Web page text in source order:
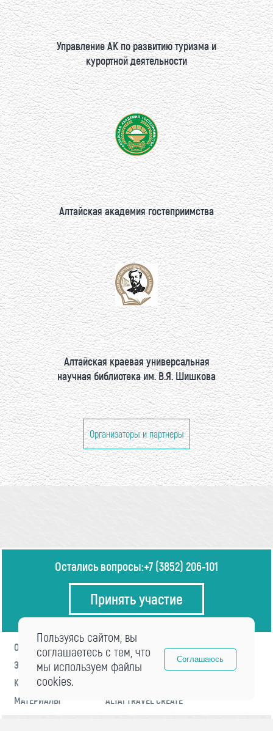
Управление АК по развитию туризма и
курортной деятельности
Алтайская академия гостеприимства
Алтайская краевая универсальная
научная библиотека им. В.Я. Шишкова
Организаторы и партнеры
Остались вопросы:+7 (3852) 206-101
Принять участие
О ФОРУМЕ
ПРОГРАММА
ЭКСПЕРТЫ
НОВОСТИ
КОНТАКТЫ
МАТЕРИАЛЫ
ALTAI TRAVEL CREATE
Пользуясь сайтом, вы
соглашаетесь с тем, что
мы используем файлы
cookies.
Соглашаюсь